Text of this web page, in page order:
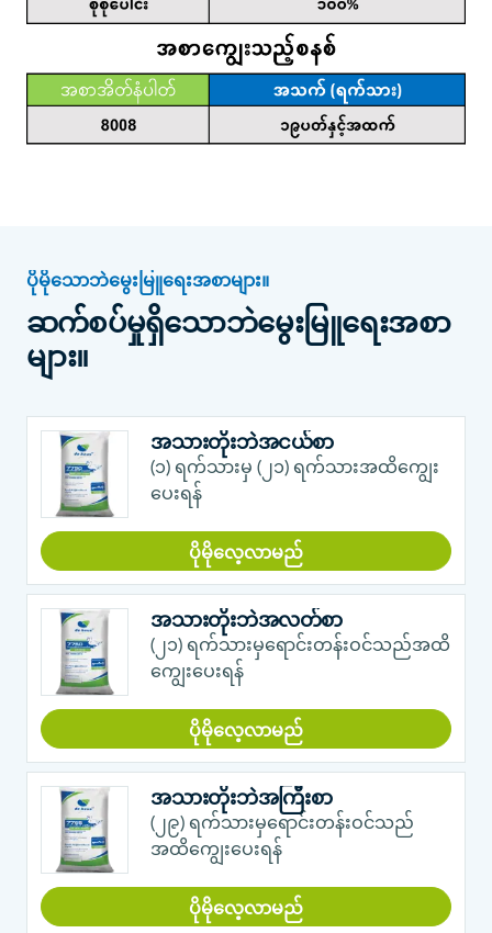
ပိုမိုသောဘဲမွေးမြူရေးအစာများ။
ဆက်စပ်မှုရှိသောဘဲမွေးမြူရေးအစာ
များ။
အသားတိုးဘဲအငယ်စာ
(၁) ရက်သားမှ (၂၁) ရက်သားအထိကျွေး
ပေးရန်
ပိုမိုလေ့လာမည်
အသားတိုးဘဲအလတ်စာ
(၂၁) ရက်သားမှရောင်းတန်းဝင်သည်အထိ
ကျွေးပေးရန်
ပိုမိုလေ့လာမည်
အသားတိုးဘဲအကြီးစာ
(၂၉) ရက်သားမှရောင်းတန်းဝင်သည်
အထိကျွေးပေးရန်
ပိုမိုလေ့လာမည်